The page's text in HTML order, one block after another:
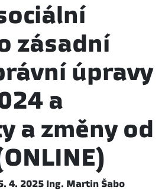
zásadní
úpravy
a
a změny od
4. 2025 Ing. Martin Šabo